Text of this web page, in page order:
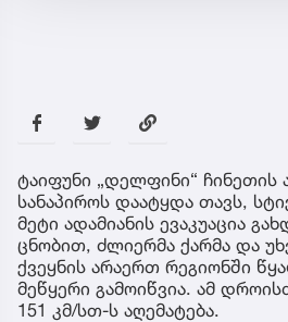
ტაიფუნი „დელფინი“
სანაპიროს დაატყდა თავს,
მეტი ადამიანის ევაკუაცია
ცნობით, ძლიერმა ქარმა და
ქვეყნის არაერთ რეგიონში
მეწყერი გამოიწვია. ამ
151 კმ/სთ-ს აღემატება.